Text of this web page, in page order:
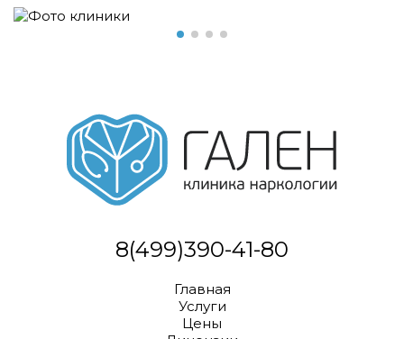
8(499)390-41-80
Главная
Услуги
Цены